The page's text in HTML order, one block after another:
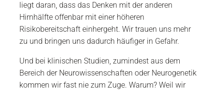
liegt daran, dass das Denken mit der anderen
Hirnhälfte offenbar mit einer höheren
Risikobereitschaft einhergeht. Wir trauen uns mehr
zu und bringen uns dadurch häufiger in Gefahr.
Und bei klinischen Studien, zumindest aus dem
Bereich der Neurowissenschaften oder Neurogenetik
kommen wir fast nie zum Zuge. Warum? Weil wir